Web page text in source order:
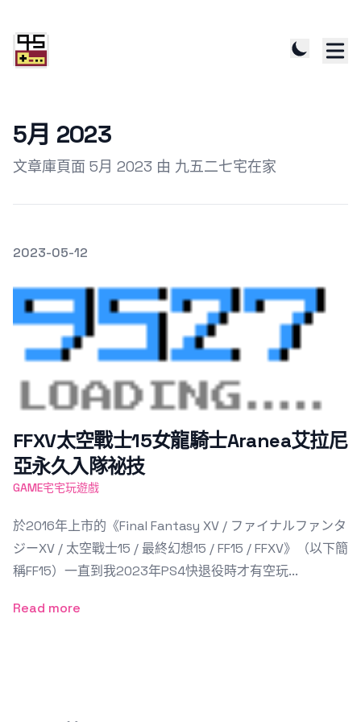
5月 2023
文章庫頁面 5月 2023 由 九五二七宅在家
發文於
2023-05-12
FFXV太空戰士15女龍騎士Aranea艾拉尼
亞永久入隊祕技
GAME宅宅玩遊戲
於2016年上市的《Final Fantasy XV / ファイナルファンタ
ジーXV / 太空戰士15 / 最終幻想15 / FF15 / FFXV》（以下簡
稱FF15）一直到我2023年PS4快退役時才有空玩...
Read more